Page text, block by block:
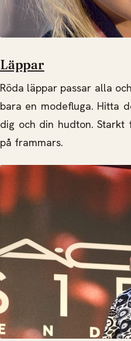
Läppar
Röda läppar passar alla
bara en modefluga. Hitta
dig och din hudton.
på frammars.